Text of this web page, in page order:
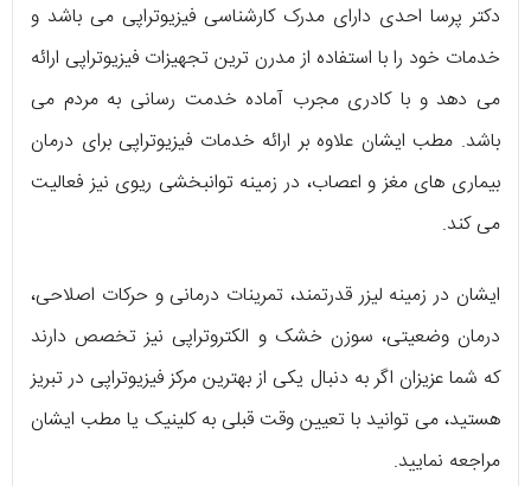
دکتر پرسا احدی دارای مدرک کارشناسی فیزیوتراپی می باشد و
خدمات خود را با استفاده از مدرن ترین تجهیزات فیزیوتراپی ارائه
می دهد و با کادری مجرب آماده خدمت رسانی به مردم می
باشد. مطب ایشان علاوه بر ارائه خدمات فیزیوتراپی برای درمان
بیماری های مغز و اعصاب، در زمینه توانبخشی ریوی نیز فعالیت
می کند.
ایشان در زمینه لیزر قدرتمند، تمرینات درمانی و حرکات اصلاحی،
درمان وضعیتی، سوزن خشک و الکتروتراپی نیز تخصص دارند
که شما عزیزان اگر به دنبال یکی از بهترین مرکز فیزیوتراپی در تبریز
هستید، می توانید با تعیین وقت قبلی به کلینیک یا مطب ایشان
مراجعه نمایید.